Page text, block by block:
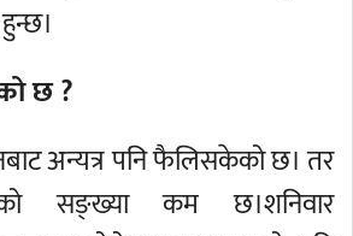
छ ?
अन्यत्र पनि फैलिसकेको छ। तर
सङ्ख्या कम छ।शनिवार